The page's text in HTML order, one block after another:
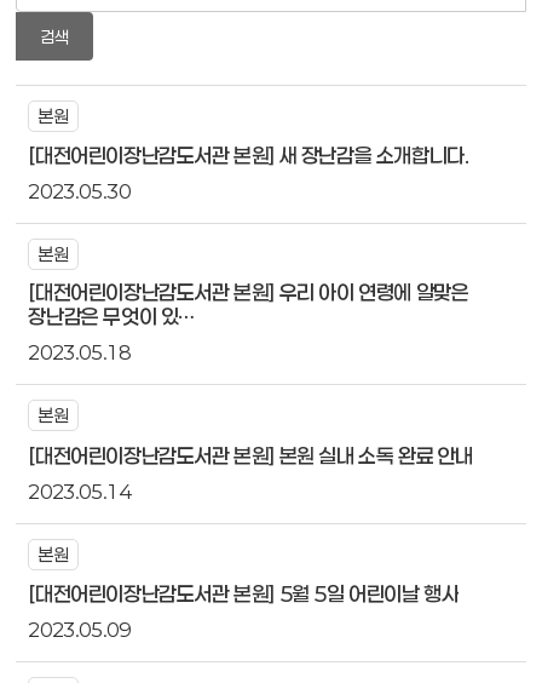
검색
본원
[대전어린이장난감도서관 본원] 새 장난감을 소개합니다.
2023.05.30
본원
[대전어린이장난감도서관 본원] 우리 아이 연령에 알맞은
장난감은 무엇이 있…
2023.05.18
본원
[대전어린이장난감도서관 본원] 본원 실내 소독 완료 안내
2023.05.14
본원
[대전어린이장난감도서관 본원] 5월 5일 어린이날 행사
2023.05.09